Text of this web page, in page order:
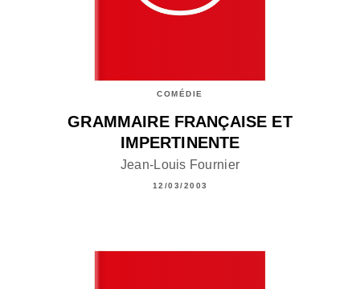
COMÉDIE
GRAMMAIRE FRANÇAISE ET
IMPERTINENTE
Jean-Louis Fournier
12/03/2003